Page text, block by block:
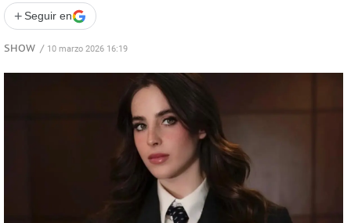
+ Seguir en
SHOW / 10 marzo 2026 16:19